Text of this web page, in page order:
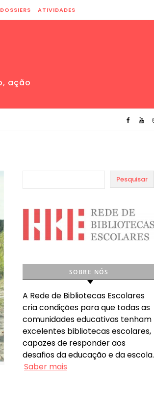
DOSSIERS ATIVIDADES
ação
Pesquisar
SOBRE NÓS
A Rede de Bibliotecas Escolares
cria condições para que todas as
comunidades educativas tenham
excelentes bibliotecas escolares,
capazes de responder aos
desafios da educação e da escola.
Saber mais